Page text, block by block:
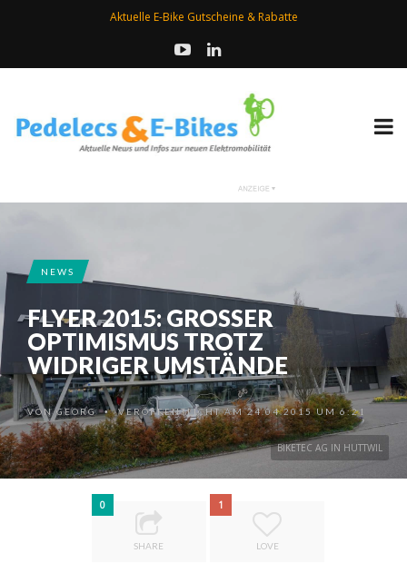
Aktuelle E-Bike Gutscheine & Rabatte
BIKETEC AG IN HUTTWIL
NEWS
FLYER 2015: GROSSER O
PTIMISMUS TROTZ W
IDRIGER UMSTÄNDE
VONGEORG •VERÖFFENTLICHT AM 24.04.2015 UM 6:21
0
SHARE
1
LOVE